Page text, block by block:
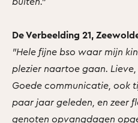
De Verbeelding 21,
"Hele fijne bso waar mijn
plezier naartoe gaan.
Goede communicatie, ook
paar jaar geleden, en zeer
genoten opvangdagen